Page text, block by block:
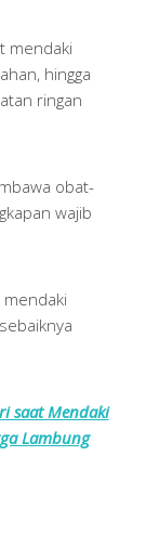
mendaki
hingga
ringan
obat-
wajib
mendaki
saat Mendaki
Lambung